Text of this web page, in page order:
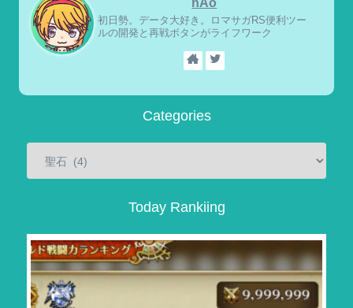
nAo
初日勢。データ大好き。ロマサガRS便利ツー
ルの開発と再戦ボタンがライフワーク
Categories
Today Rankiing